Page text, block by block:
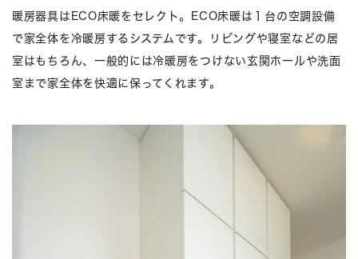
暖房器具はECO床暖をセレクト。ECO床暖は１台の空調設備
で家全体を冷暖房するシステムです。リビングや寝室などの居
室はもちろん、一般的には冷暖房をつけない玄関ホールや洗面
室まで家全体を快適に保ってくれます。